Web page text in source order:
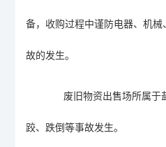
备，收购过程中谨防电器、机
故的发生。
废旧物资出售场所属于
跤、跌倒等事故发生。